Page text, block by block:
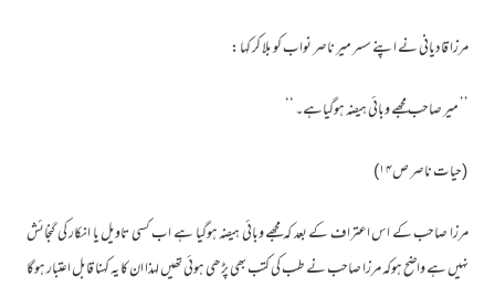
مرزا قادیانی نے اپنے سسر میر ناصر نواب کو بلا کر کہا :
’’ میر صاحب مجھے وبائی ہیضہ ہوگیاہے۔ ‘‘
(حیات ناصر ص۱۴)
مرزا صاحب کے اس اعتراف کے بعد کہ مجھے وبائی ہیضہ ہوگیا ہے اب کسی تاویل یا انکار کی گنجائش
نہیں ہے واضح ہوکہ مرزا صاحب نے طب کی کتب بھی پڑھی ہوئی تھیں لہذا ان کا یہ کہنا قابل اعتبار ہوگا